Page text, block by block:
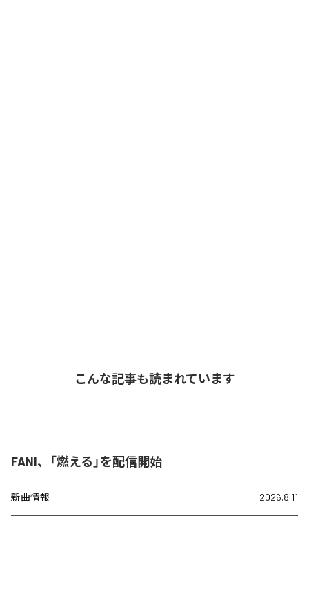
こんな記事も読まれています
FANI、「燃える」を配信開始
新曲情報 2026.8.11